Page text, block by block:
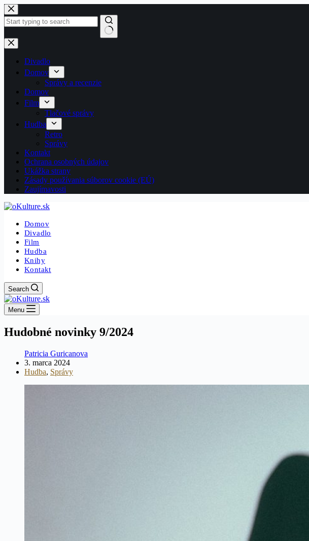
Skip
to
content
No
results
Divadlo
Domov
Správy a recenzie
Domov
Film
Tlačové správy
Hudba
Retro
Správy
Kontakt
Ochrana osobných údajov
Ukážka strany
Zásady používania súborov cookie (EÚ)
Zaujímavosti
Domov
Divadlo
Film
Hudba
Knihy
Kontakt
Search
Menu
Hudobné novinky 9/2024
Patricia Guricanova
3. marca 2024
Hudba, Správy